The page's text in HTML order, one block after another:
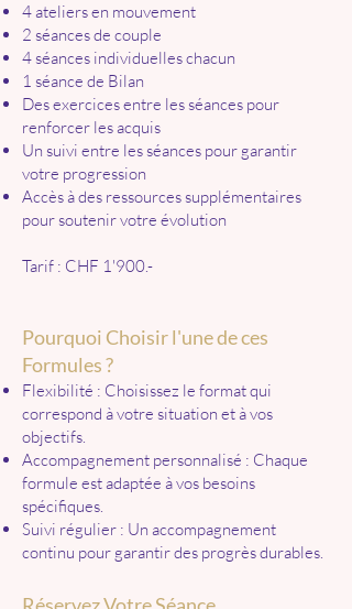
4 ateliers en mouvement
2 séances de couple
4 séances individuelles chacun
1 séance de Bilan
Des exercices entre les séances pour
renforcer les acquis
Un suivi entre les séances pour garantir
votre progression
Accès à des ressources supplémentaires
pour soutenir votre évolution
Tarif : CHF 1'900.-
Pourquoi Choisir l'une de ces
Formules ?
Flexibilité : Choisissez le format qui
correspond à votre situation et à vos
objectifs.
Accompagnement personnalisé : Chaque
formule est adaptée à vos besoins
spécifiques.
Suivi régulier : Un accompagnement
continu pour garantir des progrès durables.